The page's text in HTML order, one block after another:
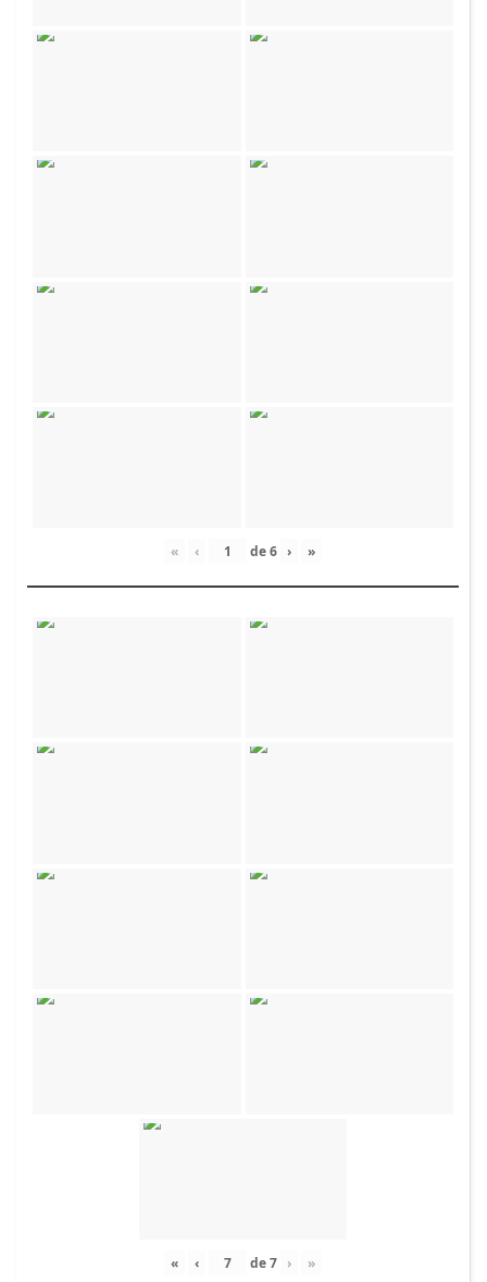
« ‹ de6 › »
« ‹ de7 › »